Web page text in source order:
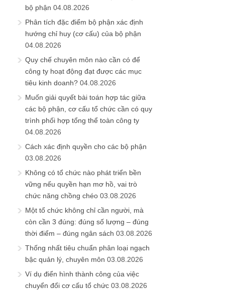
bộ phận 04.08.2026
Phân tích đặc điểm bộ phận xác định
hướng chỉ huy (cơ cấu) của bộ phận
04.08.2026
Quy chế chuyên môn nào cần có để
công ty hoạt động đạt được các mục
tiêu kinh doanh? 04.08.2026
Muốn giải quyết bài toán hợp tác giữa
các bộ phận, cơ cấu tổ chức cần có quy
trình phối hợp tổng thể toàn công ty
04.08.2026
Cách xác định quyền cho các bộ phận
03.08.2026
Không có tổ chức nào phát triển bền
vững nếu quyền hạn mơ hồ, vai trò
chức năng chồng chéo 03.08.2026
Một tổ chức không chỉ cần người, mà
còn cần 3 đúng: đúng số lượng – đúng
thời điểm – đúng ngân sách 03.08.2026
Thống nhất tiêu chuẩn phân loại ngạch
bậc quản lý, chuyên môn 03.08.2026
Ví dụ điển hình thành công của việc
chuyển đổi cơ cấu tổ chức 03.08.2026